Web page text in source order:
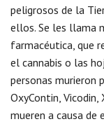
peligrosos de la
ellos. Se les llama
farmacéutica, que
el cannabis o las
personas murieron
OxyContin,
mueren a causa de